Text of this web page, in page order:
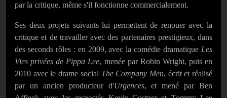
par la critique, même s'il fonctionne commercialement.
Ses deux projets suivants lui permettent de renouer avec la
critique et de travailler avec des partenaires prestigieux, dans
des seconds rôles : en 2009, avec la comédie dramatique Les
Vies privées de Pippa Lee, menée par Robin Wright, puis en
2010 avec le drame social The Company Men, écrit et réalisé
par un ancien producteur d'Urgences, et mené par Ben